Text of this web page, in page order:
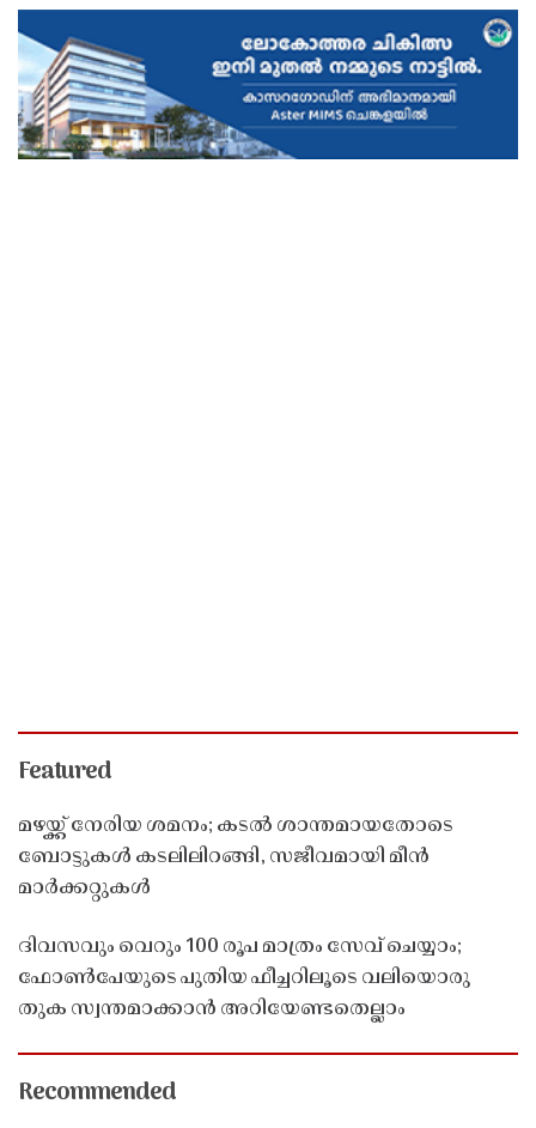
Featured
മഴയ്ക്ക് നേരിയ ശമനം; കടൽ ശാന്തമായതോടെ
ബോട്ടുകൾ കടലിലിറങ്ങി, സജീവമായി മീൻ
മാർക്കറ്റുകൾ
ദിവസവും വെറും 100 രൂപ മാത്രം സേവ് ചെയ്യാം;
ഫോൺപേയുടെ പുതിയ ഫീച്ചറിലൂടെ വലിയൊരു
തുക സ്വന്തമാക്കാൻ അറിയേണ്ടതെല്ലാം
Recommended